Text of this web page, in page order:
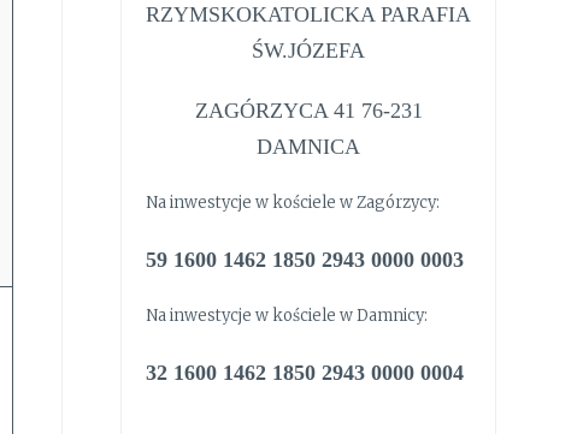
RZYMSKOKATOLICKA PARAFIA
ŚW.JÓZEFA
ZAGÓRZYCA 41 76-231
DAMNICA
Na inwestycje w kościele w Zagórzycy:
59 1600 1462 1850 2943 0000 0003
Na inwestycje w kościele w Damnicy:
32 1600 1462 1850 2943 0000 0004